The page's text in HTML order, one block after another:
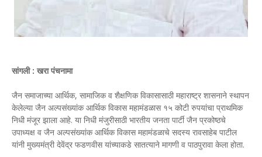
सांगली : खरा पंचनामा
जैन समाजाच्या आर्थिक, सामाजिक व शैक्षणिक विकासासाठी महाराष्ट्र शासनाने स्थापन
केलेल्या जैन अल्पसंख्यांक आर्थिक विकास महामंडळास १५ कोटी रुपयांचा प्राथमिक
निधी मंजूर झाला आहे. या निधी मंजुरीसाठी भारतीय जनता पार्टी जैन प्रकोष्ठचे
उपाध्यक्ष व जैन अल्पसंख्यांक आर्थिक विकास महामंडळाचे सदस्य रावसाहेब पाटील
यांनी मुख्यमंत्री देवेंद्र फडणवीस यांच्याकडे सातत्याने मागणी व पाठपुरावा केला होता.